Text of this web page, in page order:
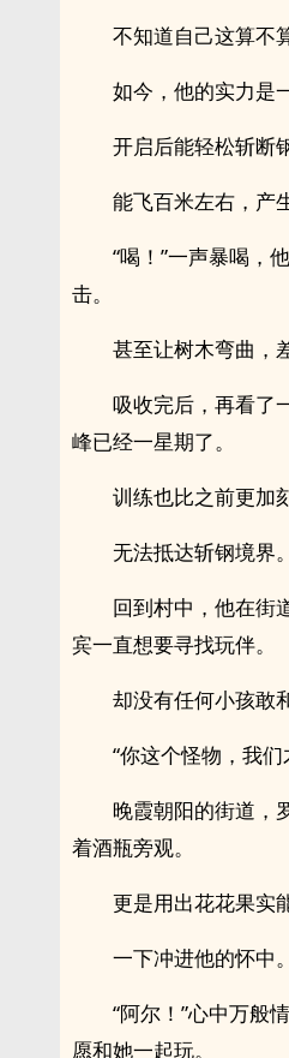
不知道自己这算不
如今，他的实力是
开启后能轻松斩断
能飞百米左右，产
“喝！”一声暴喝，
击。
甚至让树木弯曲，
吸收完后，再看了
峰已经一星期了。
训练也比之前更加
无法抵达斩钢境界。
回到村中，他在街
宾一直想要寻找玩伴。
却没有任何小孩敢
“你这个怪物，我
晚霞朝阳的街道，
着酒瓶旁观。
更是用出花花果实
一下冲进他的怀中。
“阿尔！”心中万般
愿和她一起玩。